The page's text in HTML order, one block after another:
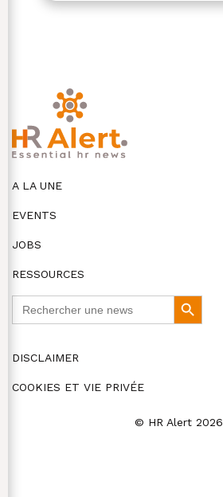
A LA UNE
EVENTS
JOBS
RESSOURCES
Search
Button
DISCLAIMER
COOKIES ET VIE PRIVÉE
© HR Alert 2026